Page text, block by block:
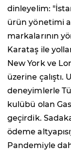
dinleyelim:
ürün yönetimi
markalarının
Karataş ile
New York ve
üzerine çalıştı.
deneyimlerle
kulübü olan
geçirdik.
ödeme
Pandemiyle